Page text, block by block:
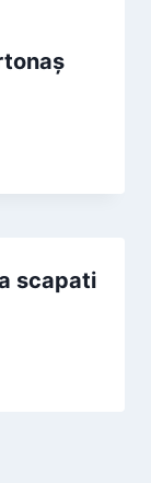
scapati